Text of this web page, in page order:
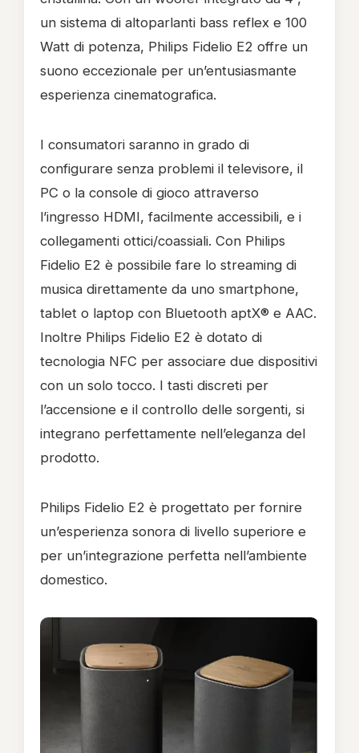
un sistema di altoparlanti bass reflex e 100
Watt di potenza, Philips Fidelio E2 offre un
suono eccezionale per un’entusiasmante
esperienza cinematografica.
I consumatori saranno in grado di
configurare senza problemi il televisore, il
PC o la console di gioco attraverso
l’ingresso HDMI, facilmente accessibili, e i
collegamenti ottici/coassiali. Con Philips
Fidelio E2 è possibile fare lo streaming di
musica direttamente da uno smartphone,
tablet o laptop con Bluetooth aptX® e AAC.
Inoltre Philips Fidelio E2 è dotato di
tecnologia NFC per associare due dispositivi
con un solo tocco. I tasti discreti per
l’accensione e il controllo delle sorgenti, si
integrano perfettamente nell’eleganza del
prodotto.
Philips Fidelio E2 è progettato per fornire
un’esperienza sonora di livello superiore e
per un’integrazione perfetta nell’ambiente
domestico.